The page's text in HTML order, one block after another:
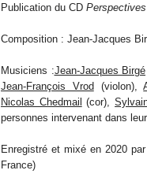
Publication du CD
Composition : Jean-Jacques
Musiciens :Jean-Jacques Birgé
Jean-François Vrod (violon),
Nicolas Chedmail (cor),
personnes intervenant dans
Enregistré et mixé en 2020
France)